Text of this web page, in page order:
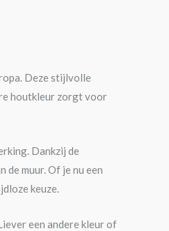
Deze stijlvolle
houtkleur zorgt voor
Dankzij de
de muur. Of je nu een
keuze.
een andere kleur of